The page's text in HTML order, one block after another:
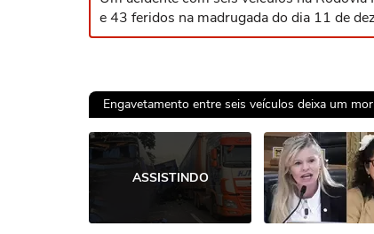
e 43 feridos na madrugada do dia 11 de
Engavetamento entre seis veículos deixa um
Ops!
Não
ASSISTINDO